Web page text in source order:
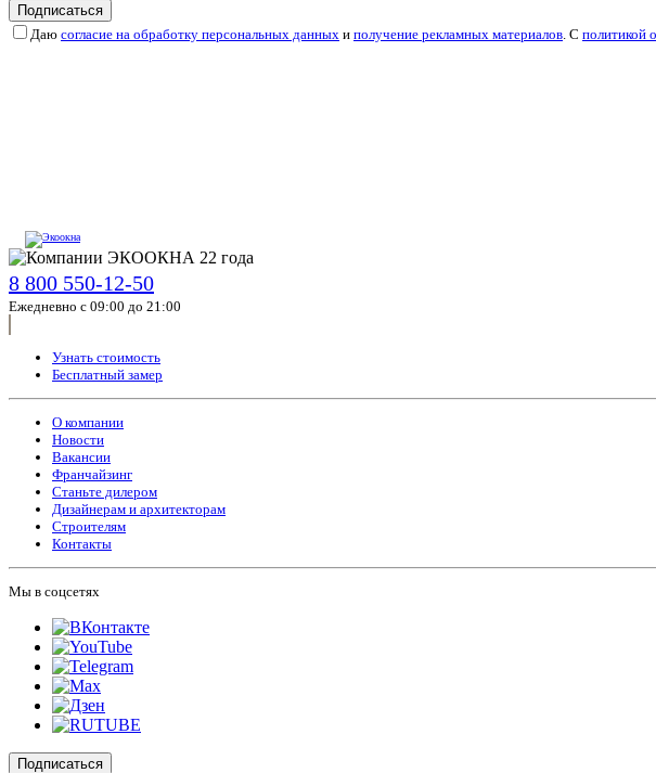
Подписаться
Даю согласие на обработку персональных данных и получение рекламных материалов . С политикой
8 800 550-12-50
Ежедневно с 09:00 до 21:00
Узнать стоимость
Бесплатный замер
О компании
Новости
Вакансии
Франчайзинг
Станьте дилером
Дизайнерам и архитекторам
Строителям
Контакты
Мы в соцсетях
Подписаться